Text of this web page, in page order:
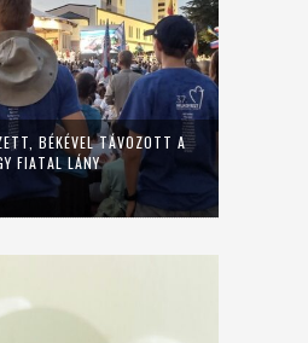
BÉKÉVEL TÁVOZOTT A
FIATAL LÁNY